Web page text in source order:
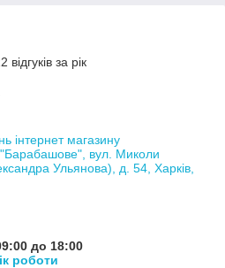
за рік
інтернет магазину
вул. Миколи
Ульянова), д. 54, Харків,
до 18:00
роботи